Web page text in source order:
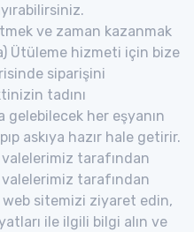
ve zaman kazanmak
Ütüleme hizmeti için bize
siparişini
tadını
gelebilecek her eşyanın
askıya hazır hale getirir.
tarafından
valelerimiz tarafından
web sitemizi ziyaret edin,
ile ilgili bilgi alın ve